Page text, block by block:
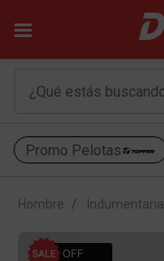
Promo Pelotas
Hombre Indumentaria
30% OFF